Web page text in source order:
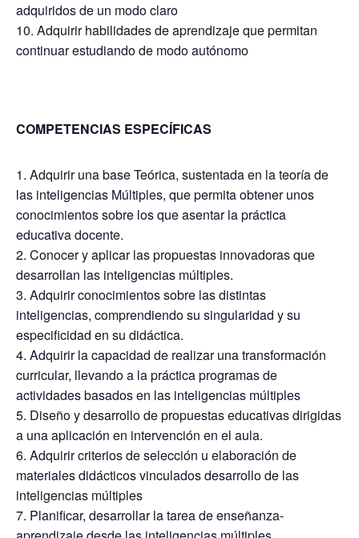
adquiridos de un modo claro
Adquirir habilidades de aprendizaje que permitan
continuar estudiando de modo autónomo
COMPETENCIAS ESPECÍFICAS
Adquirir una base Teórica, sustentada en la teoría de
las inteligencias Múltiples, que permita obtener unos
conocimientos sobre los que asentar la práctica
educativa docente.
Conocer y aplicar las propuestas innovadoras que
desarrollan las inteligencias múltiples.
Adquirir conocimientos sobre las distintas
inteligencias, comprendiendo su singularidad y su
especificidad en su didáctica.
Adquirir la capacidad de realizar una transformación
curricular, llevando a la práctica programas de
actividades basados en las inteligencias múltiples
Diseño y desarrollo de propuestas educativas dirigidas
a una aplicación en intervención en el aula.
Adquirir criterios de selección u elaboración de
materiales didácticos vinculados desarrollo de las
inteligencias múltiples
Planificar, desarrollar la tarea de enseñanza-